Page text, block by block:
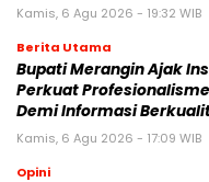
Kamis, 6 Agu 2026 - 19:32 WIB
Berita Utama
Bupati Merangin Ajak
Perkuat
Demi Informasi
Kamis, 6 Agu 2026 - 17:09 WIB
Opini